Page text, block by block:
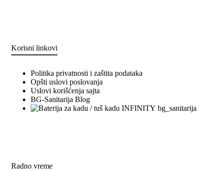
Korisni linkovi
Politika privatnosti i zaštita podataka
Opšti uslovi poslovanja
Uslovi korišćenja sajta
BG-Sanitarija Blog
bg_sanitarija
Radno vreme